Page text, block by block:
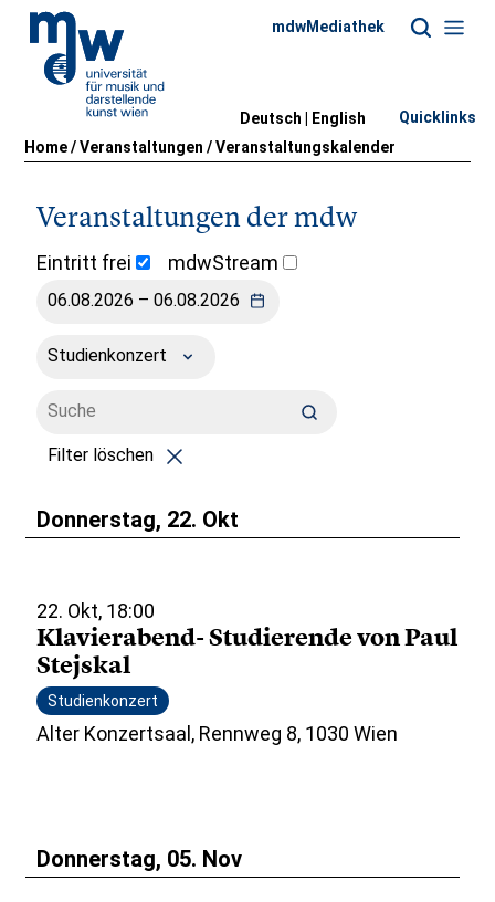
Home/Veranstaltungen /Veranstaltungskalender
mdwMediathek
Deutsch | English Quicklinks
Veranstaltungen der mdw
Eintritt frei mdwStream
Studienkonzert
Filter löschen
Donnerstag, 22. Okt
22. Okt, 18:00
Klavierabend- Studierende von Paul
Stejskal
Studienkonzert
Alter Konzertsaal, Rennweg 8, 1030 Wien
Donnerstag, 05. Nov